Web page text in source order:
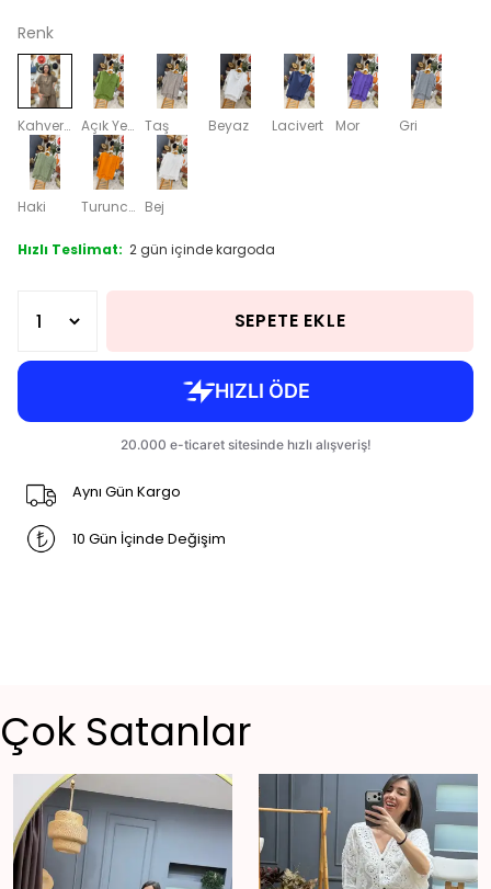
Renk
Kahverengi Açık Yeşil Taş Beyaz Lacivert Mor Gri
Haki Turuncu Bej
Hızlı Teslimat: 2 gün içinde kargoda
SEPETE EKLE
Aynı Gün Kargo
10 Gün İçinde Değişim
Çok Satanlar